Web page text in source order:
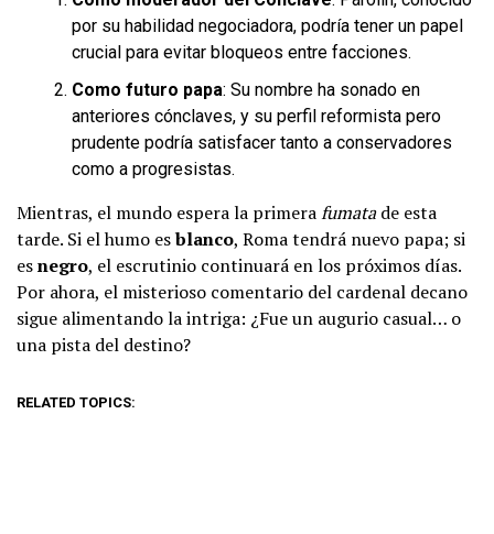
por su habilidad negociadora, podría tener un papel
crucial para evitar bloqueos entre facciones.
Como futuro papa: Su nombre ha sonado en
anteriores cónclaves, y su perfil reformista pero
prudente podría satisfacer tanto a conservadores
como a progresistas.
Mientras, el mundo espera la primerafumatade esta
tarde. Si el humo esblanco, Roma tendrá nuevo papa; si
esnegro, el escrutinio continuará en los próximos días.
Por ahora, el misterioso comentario del cardenal decano
sigue alimentando la intriga: ¿Fue un augurio casual… o
una pista del destino?
RELATED TOPICS: